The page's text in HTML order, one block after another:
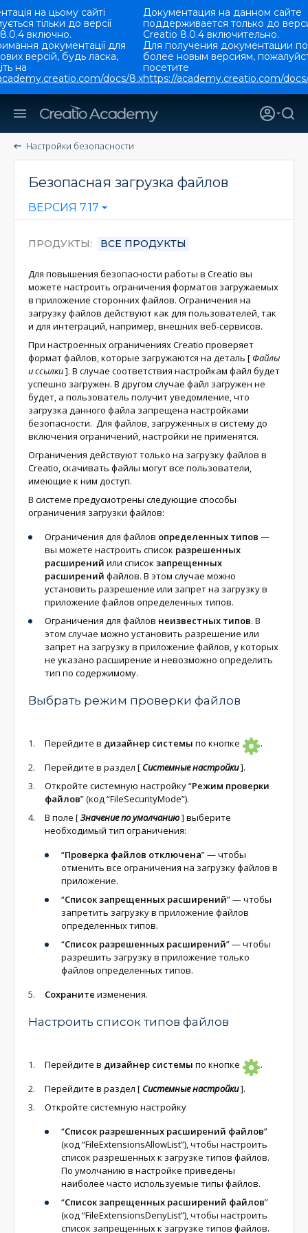
на цьому сайті
тільки до версії
включно.
документації для
версій, будь ласка,
на
docs/8.x
Документация на данном сайте
поддерживается только до
Creatio 8.0.4 включительно.
Для получения документации по
более новым версиям,
посетите
https://academy.creatio.com/
Настройки безопасности
Безопасная загрузка файлов
ВЕРСИЯ 7.17
ПРОДУКТЫ ВСЕ ПРОДУКТЫ
Для повышения безопасности работы в Creatio вы
можете настроить ограничения форматов загружаемых
в приложение сторонних файлов. Ограничения на
загрузку файлов действуют как для пользователей, так
и для интеграций, например, внешних веб-сервисов.
При настроенных ограничениях Creatio проверяет
формат файлов, которые загружаются на деталь [ Файлы
и ссылки]. В случае соответствия настройкам файл будет
успешно загружен. В другом случае файл загружен не
будет, а пользователь получит уведомление, что
загрузка данного файла запрещена настройками
безопасности. Для файлов, загруженных в систему до
включения ограничений, настройки не применятся.
Ограничения действуют только на загрузку файлов в
Creatio, скачивать файлы могут все пользователи,
имеющие к ним доступ.
В системе предусмотрены следующие способы
ограничения загрузки файлов:
Ограничения для файлов определенных типов —
вы можете настроить список разрешенных
расширений или список запрещенных
расширений файлов. В этом случае можно
установить разрешение или запрет на загрузку в
приложение файлов определенных типов.
Ограничения для файлов неизвестных типов. В
этом случае можно установить разрешение или
запрет на загрузку в приложение файлов, у которых
не указано расширение и невозможно определить
тип по содержимому.
Выбрать режим проверки файлов
Перейдите в дизайнер системы по кнопке
.
Перейдите в раздел [ Системные настройки].
Откройте системную настройку “Режим проверки
файлов” (код “FileSecurityMode”).
В поле [Значение по умолчанию] выберите
необходимый тип ограничения:
“Проверка файлов отключена” — чтобы
отменить все ограничения на загрузку файлов в
приложение.
“Список запрещенных расширений” — чтобы
запретить загрузку в приложение файлов
определенных типов.
“Список разрешенных расширений” — чтобы
разрешить загрузку в приложение только
файлов определенных типов.
Сохраните изменения.
Настроить список типов файлов
Перейдите в дизайнер системы по кнопке
.
Перейдите в раздел [ Системные настройки].
Откройте системную настройку
“Список разрешенных расширений файлов”
(код “FileExtensionsAllowList”), чтобы настроить
список разрешенных к загрузке типов файлов.
По умолчанию в настройке приведены
наиболее часто используемые типы файлов.
“Список запрещенных расширений файлов”
(код “FileExtensionsDenyList”), чтобы настроить
список запрещенных к загрузке типов файлов.